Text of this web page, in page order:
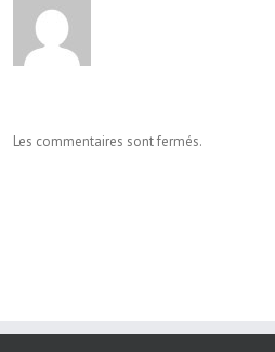
Les commentaires sont fermés.